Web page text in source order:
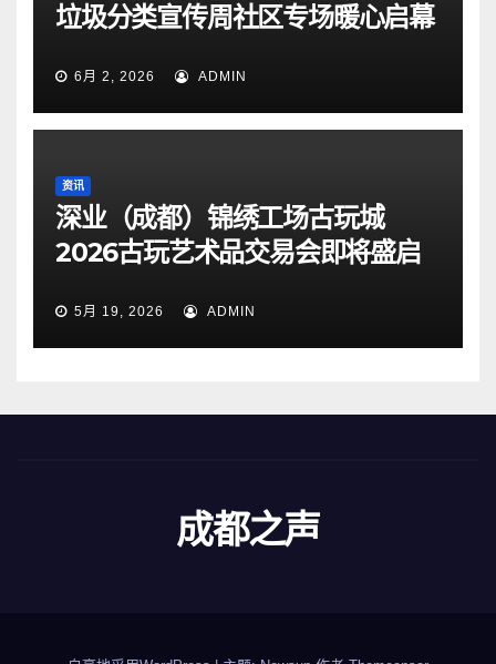
垃圾分类宣传周社区专场暖心启幕
6月 2, 2026 ADMIN
资讯
深业（成都）锦绣工场古玩城
2026古玩艺术品交易会即将盛启
5月 19, 2026 ADMIN
成都之声